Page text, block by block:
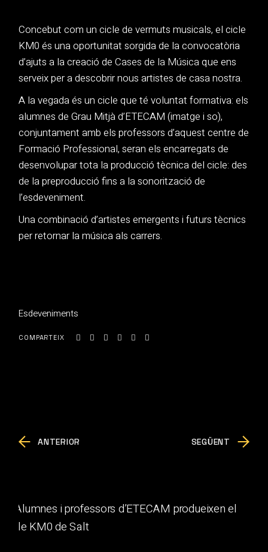
Concebut com un cicle de vermuts musicals, el cicle
KM0 és una oportunitat sorgida de la convocatòria
d’ajuts a la creació deCases de la Músicaque ens
serveix per a descobrir nous artistes de casa nostra.
A la vegada és un cicle que té voluntat formativa: els
alumnes de Grau Mitjà d’ETECAM (imatge i so),
conjuntament amb els professors d’aquest centre de
Formació Professional, seran els encarregats de
desenvolupar tota la producció tècnica del cicle: des
de la preproducció fins a la sonorització de
l’esdeveniment.
Una combinació d’artistes emergents i futurs tècnics
per retornar la música als carrers.
Esdeveniments
COMPARTEIX
ANTERIOR SEGÜENT